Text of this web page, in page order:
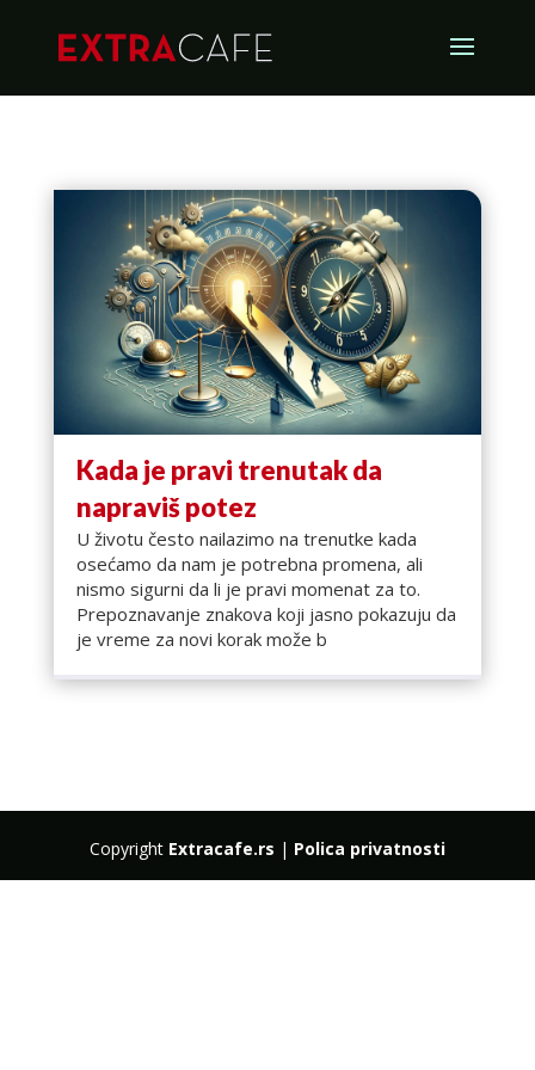
Kada je pravi trenutak da
napraviš potez
U životu često nailazimo na trenutke kada
osećamo da nam je potrebna promena, ali
nismo sigurni da li je pravi momenat za to.
Prepoznavanje znakova koji jasno pokazuju da
je vreme za novi korak može b
Copyright Extracafe.rs | Polica privatnosti